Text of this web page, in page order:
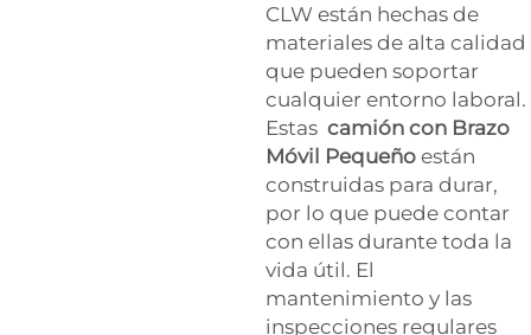
CLW están hechas de
materiales de alta calidad
que pueden soportar
cualquier entorno laboral.
Estas camión con Brazo
Móvil Pequeño están
construidas para durar,
por lo que puede contar
con ellas durante toda la
vida útil. El
mantenimiento y las
inspecciones regulares